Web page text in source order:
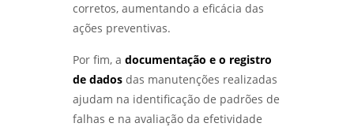
ENSAIO DE CORROSÃO: COMO GARANTIR A
DURABILIDADE DOS MATERIAIS EM
ENSAIOS MECÂNICOS E METALÚRGICOS:
COMO GARANTIR A QUALIDADE DOS
MATERIAIS NA INDÚSTRIA - LABMETAL
corretos, aumentando a eficácia das
ações preventivas.
Por fim, a documentação e o registro
de dadosdas manutenções realizadas
ajudam na identificação de padrões de
falhas e na avaliação da efetividade